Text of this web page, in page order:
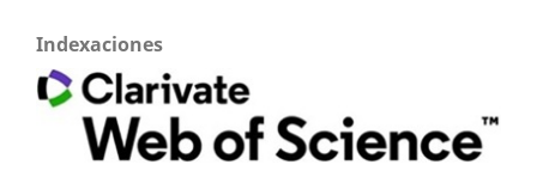
Indexaciones